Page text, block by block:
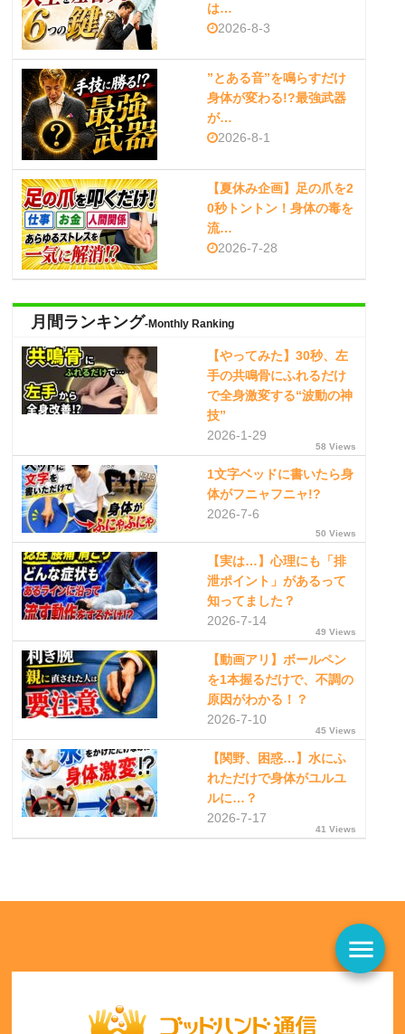
は…
2026-8-3
”とある音”を鳴らすだけ
身体が変わる!?最強武器
が…
2026-8-1
【夏休み企画】足の爪を2
0秒トントン！身体の毒を
流…
2026-7-28
月間ランキング-Monthly Ranking
【やってみた】30秒、左
手の共鳴骨にふれるだけ
で全身激変する“波動の神
技”
2026-1-29
58 Views
1文字ベッドに書いたら身
体がフニャフニャ!?
2026-7-6
50 Views
【実は…】心理にも「排
泄ポイント」があるって
知ってました？
2026-7-14
49 Views
【動画アリ】ボールペン
を1本握るだけで、不調の
原因がわかる！？
2026-7-10
45 Views
【関野、困惑…】水にふ
れただけで身体がユルユ
ルに…？
2026-7-17
41 Views
menu